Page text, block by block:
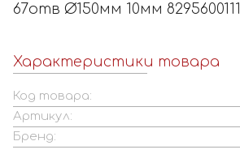
67отв Ø150мм 10мм 8295600111
Характеристики товара
Код товара:
Артикул:
Бренд: